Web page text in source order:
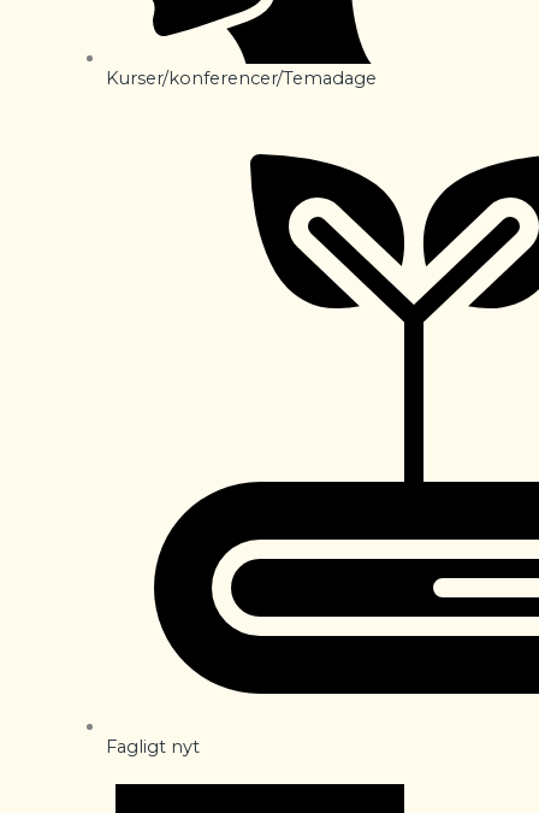
Kurser/konferencer/Temadage
Fagligt nyt